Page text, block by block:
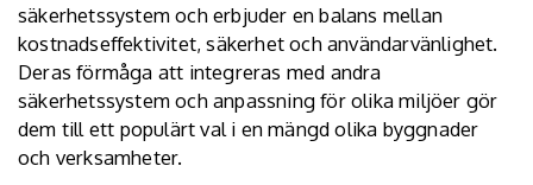
säkerhetssystem och erbjuder en balans mellan
kostnadseffektivitet, säkerhet och användarvänlighet.
Deras förmåga att integreras med andra
säkerhetssystem och anpassning för olika miljöer gör
dem till ett populärt val i en mängd olika byggnader
och verksamheter.